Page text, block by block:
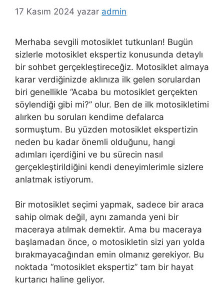
17 Kasım 2024 yazar admin
Merhaba sevgili motosiklet tutkunları! Bugün
sizlerle motosiklet ekspertiz konusunda detaylı
bir sohbet gerçekleştireceğiz. Motosiklet almaya
karar verdiğinizde aklınıza ilk gelen sorulardan
biri genellikle “Acaba bu motosiklet gerçekten
söylendiği gibi mi?” olur. Ben de ilk motosikletimi
alırken bu soruları kendime defalarca
sormuştum. Bu yüzden motosiklet ekspertizin
neden bu kadar önemli olduğunu, hangi
adımları içerdiğini ve bu sürecin nasıl
gerçekleştirildiğini kendi deneyimlerimle sizlere
anlatmak istiyorum.
Bir motosiklet seçimi yapmak, sadece bir araca
sahip olmak değil, aynı zamanda yeni bir
maceraya atılmak demektir. Ama bu maceraya
başlamadan önce, o motosikletin sizi yarı yolda
bırakmayacağından emin olmanız gerekiyor. Bu
noktada “motosiklet ekspertiz” tam bir hayat
kurtarıcı haline geliyor.